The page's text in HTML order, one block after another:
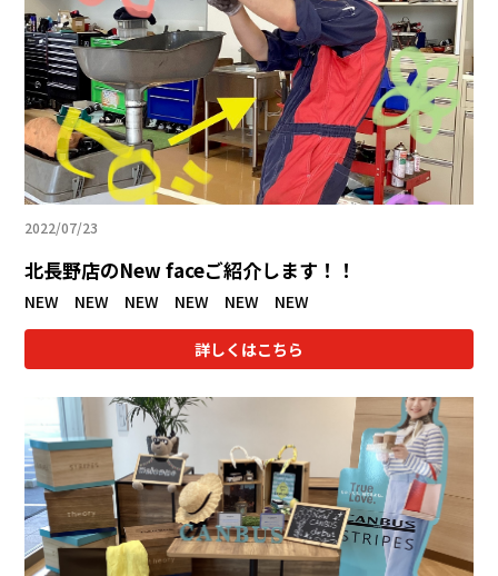
2022/07/23
北長野店のNew faceご紹介します！！
NEW NEW NEW NEW NEW NEW
詳しくはこちら